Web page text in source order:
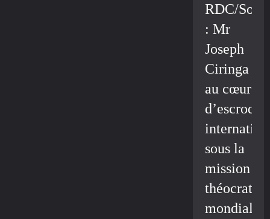
RDC/
: Mr
Joseph
Ciringa
au cœur
sous la
mission
mondiale/